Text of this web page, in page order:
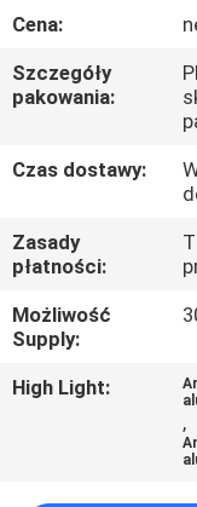
KONTROLA
JAKOŚCI
SIĘ
NAMI
Cena:
Szczegóły
pakowania:
Czas dostawy:
Zasady
płatności:
Możliwość
Supply:
High Light:
,